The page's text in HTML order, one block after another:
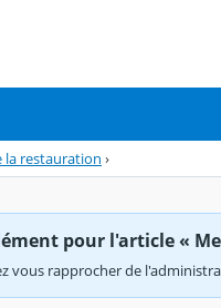
la restauration ›
pour l'article «
vous rapprocher de